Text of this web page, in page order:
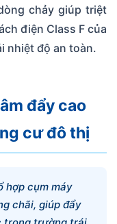
chảy giúp triệt
điện Class F của
nhiệt độ an toàn.
đẩy cao
cư đô thị
hợp cụm máy
chãi, giúp đẩy